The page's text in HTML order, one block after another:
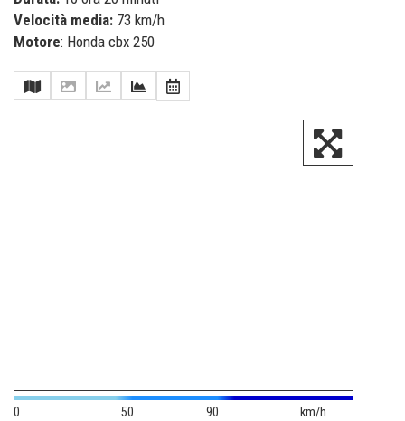
Velocità media: 73 km/h
Motore: Honda cbx 250
0 50 90 km/h